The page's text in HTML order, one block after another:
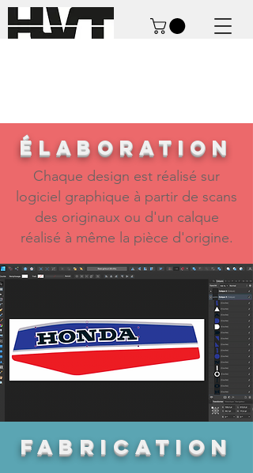
éLABORATION
Chaque design est réalisé sur
logiciel graphique à partir de scans
des originaux ou d'un calque
réalisé à même la pièce d'origine.
FABRICATION